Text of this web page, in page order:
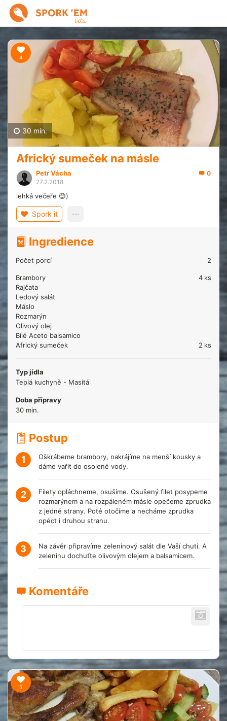
30 min.
4
Africký sumeček na másle
0
Petr Vácha
27.2.2018
lehká večeře 😊)
Spork it
Ingredience
Počet porcí 2
Brambory 4 ks
Rajčata
Ledový salát
Máslo
Rozmarýn
Olivový olej
Bílé Aceto balsamico
Africký sumeček
2 ks
Typ jídla
Teplá kuchyně - Masitá
Doba přípravy
30 min.
Postup
1
Oškrábeme brambory, nakrájíme na menší kousky a
dáme vařit do osolené vody.
2
Filety opláchneme, osušíme. Osušený filet posypeme
rozmarýnem a na rozpáleném másle opečeme zprudka
z jedné strany. Poté otočíme a necháme zprudka
opéct i druhou stranu.
3
Na závěr připravíme zeleninový salát dle Vaší chuti. A
zeleninu dochuťte olivovým olejem a balsamicem.
Komentáře
5